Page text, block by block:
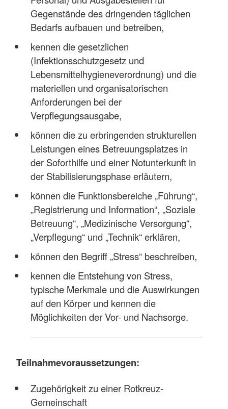
Gegenstände des dringenden täglichen
Bedarfs aufbauen und betreiben,
kennen die gesetzlichen
(Infektionsschutzgesetz und
Lebensmittelhygieneverordnung) und die
materiellen und organisatorischen
Anforderungen bei der
Verpflegungsausgabe,
können die zu erbringenden strukturellen
Leistungen eines Betreuungsplatzes in
der Soforthilfe und einer Notunterkunft in
der Stabilisierungsphase erläutern,
können die Funktionsbereiche „Führung“,
„Registrierung und Information“, „Soziale
Betreuung“, „Medizinische Versorgung“,
„Verpflegung“ und „Technik“ erklären,
können den Begriff „Stress“ beschreiben,
kennen die Entstehung von Stress,
typische Merkmale und die Auswirkungen
auf den Körper und kennen die
Möglichkeiten der Vor- und Nachsorge.
Teilnahmevoraussetzungen:
Zugehörigkeit zu einer Rotkreuz-
Gemeinschaft